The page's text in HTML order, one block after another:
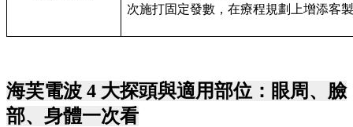
次施打固定發數，在療程規劃上增添客
海芙電波 4 大探頭與適用部位：眼周、臉
部、身體一次看